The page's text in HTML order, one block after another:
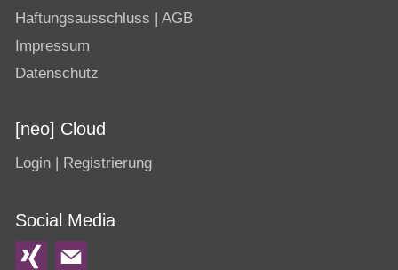
Haftungsausschluss | AGB
Impressum
Datenschutz
[neo] Cloud
Login | Registrierung
Social Media